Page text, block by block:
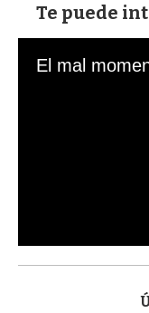
Te puede
s